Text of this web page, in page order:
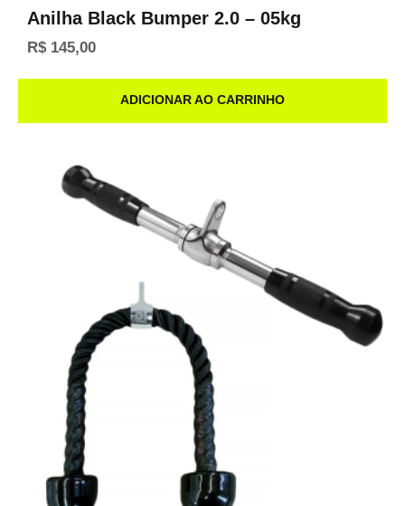
Anilha Black Bumper 2.0 – 05kg
R$145,00
ADICIONAR AO CARRINHO